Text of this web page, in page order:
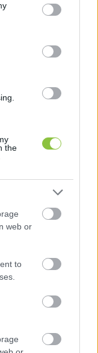
You may click to
party tags to
in below Google
the
web or
to
új jegybanki
legyen, mint
voltam a
kérdésével”
arra
szervek,
hogy a
alá, és a
– én
a pillanatban ez
akkor
sem problémáit,